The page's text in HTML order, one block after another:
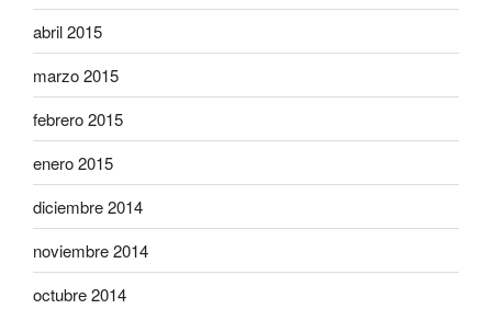
abril 2015
marzo 2015
febrero 2015
enero 2015
diciembre 2014
noviembre 2014
octubre 2014